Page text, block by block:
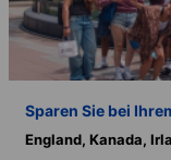
Sparen Sie bei
England, Kanada,